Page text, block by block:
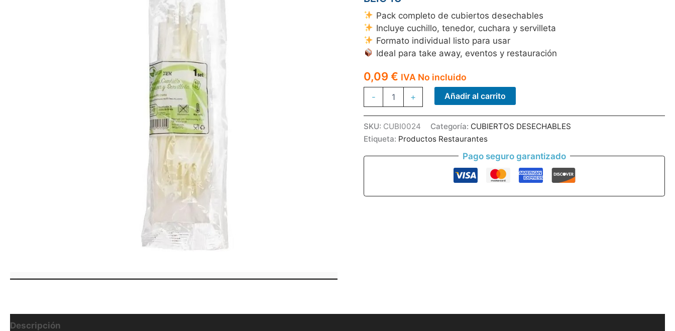
Pack completo de cubiertos desechables
Incluye cuchillo, tenedor, cuchara y servilleta
Formato individual listo para usar
Ideal para take away, eventos y restauración
0,09€ IVA No incluido
-
CUCHILLO+TENEDOR+CUCHARA+SERVILLETA
1U
cantidad
+ Añadir al carrito
SKU: CUBI0024 Categoría: CUBIERTOS DESECHABLES
Etiqueta: Productos Restaurantes
Pago seguro garantizado
Descripción